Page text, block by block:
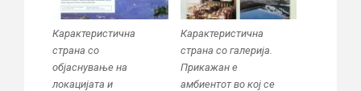
Карактеристична
страна со
објаснување на
локацијата и
Карактеристична
страна со галерија.
Прикажан е
амбиентот во кој се